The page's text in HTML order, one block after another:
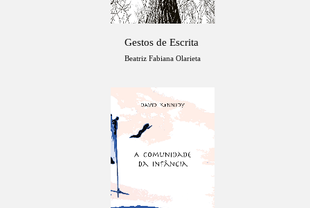
Gestos de Escrita
Beatriz Fabiana Olarieta